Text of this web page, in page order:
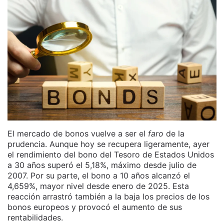
El mercado de bonos vuelve a ser el faro de la
prudencia. Aunque hoy se recupera ligeramente, ayer
el rendimiento del bono del Tesoro de Estados Unidos
a 30 años superó el 5,18%, máximo desde julio de
2007. Por su parte, el bono a 10 años alcanzó el
4,659%, mayor nivel desde enero de 2025. Esta
reacción arrastró también a la baja los precios de los
bonos europeos y provocó el aumento de sus
rentabilidades.